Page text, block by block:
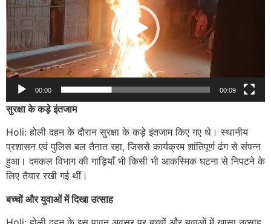
00:00 00:09
सुरक्षा के कड़े इंतजाम
Holi: होली दहन के दौरान सुरक्षा के कड़े इंतजाम किए गए थे। स्थानीय
प्रशासन एवं पुलिस बल तैनात रहा, जिससे कार्यक्रम शांतिपूर्ण ढंग से संपन्न
हुआ। दमकल विभाग की गाड़ियाँ भी किसी भी आकस्मिक घटना से निपटने के
लिए तैयार रखी गई थीं।
बच्चों और युवाओं में दिखा उत्साह